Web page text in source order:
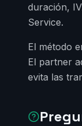
duración,
Service.
El método
El partner
evita las